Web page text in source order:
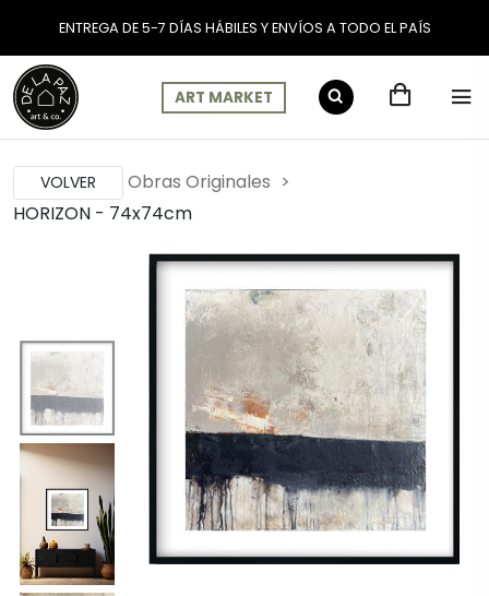
ENTREGA DE 5-7 DÍAS HÁBILES Y ENVÍOS A TODO EL PAÍS
ART MARKET
VOLVER
Obras Originales
HORIZON - 74x74cm